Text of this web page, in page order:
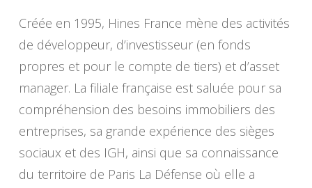
Créée en 1995, Hines France mène des activités
de développeur, d’investisseur (en fonds
propres et pour le compte de tiers) et d’asset
manager. La filiale française est saluée pour sa
compréhension des besoins immobiliers des
entreprises, sa grande expérience des sièges
sociaux et des IGH, ainsi que sa connaissance
du territoire de Paris La Défense où elle a